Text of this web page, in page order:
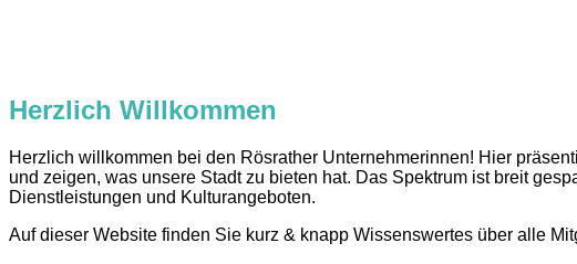
Herzlich Willkommen
Herzlich willkommen bei den Rösrather Unternehmerinnen! Hier
und zeigen, was unsere Stadt zu bieten hat. Das Spektrum ist breit
Dienstleistungen und Kulturangeboten.
Auf dieser Website finden Sie kurz & knapp Wissenswertes über alle